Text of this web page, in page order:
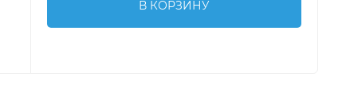
В КОРЗИНУ